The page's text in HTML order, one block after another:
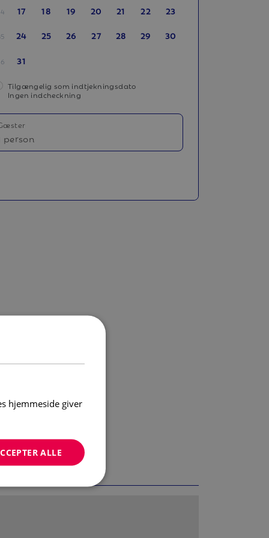
17 18 19 20 21 22 23
24 25 26 27 28 29 30
31
Tilgængelig som indtjekningsdato
Ingen indcheckning
person
hjemmeside giver
ALLE